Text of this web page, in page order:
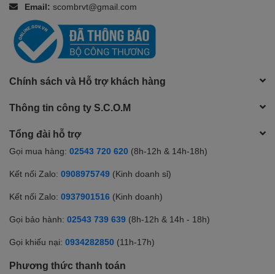
Email: scombrvt@gmail.com
Chính sách và Hỗ trợ khách hàng
Thông tin công ty S.C.O.M
Tổng đài hỗ trợ
Gọi mua hàng: 02543 720 620 (8h-12h & 14h-18h)
Kết nối Zalo: 0908975749 (Kinh doanh sỉ)
Kết nối Zalo: 0937901516 (Kinh doanh)
Gọi bảo hành: 02543 739 639 (8h-12h & 14h - 18h)
Gọi khiếu nại: 0934282850 (11h-17h)
Phương thức thanh toán